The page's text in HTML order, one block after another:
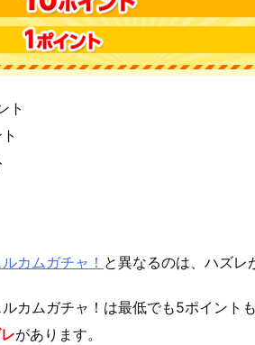
ト
カムガチャ！ と異なるのは、ハズレ
カムガチャ！は最低でも5ポイントも
があります。